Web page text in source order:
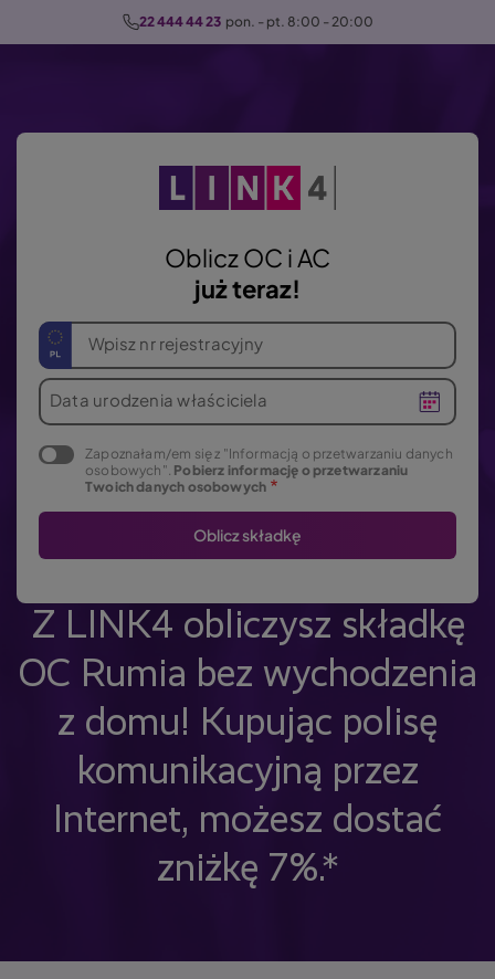
r
22 444 44 23 pon. - pt. 8:00 - 20:00
Oblicz OC i AC
już teraz!
Wpisz nr rejestracyjny
Data urodzenia właściciela
Zapoznałam/em się z "Informacją o przetwarzaniu danych
osobowych". Pobierz informację o przetwarzaniu
Twoich danych osobowych
Z LINK4 obliczysz składkę
OC Rumia bez wychodzenia
z domu! Kupując polisę
komunikacyjną przez
Internet, możesz dostać
zniżkę 7%.*